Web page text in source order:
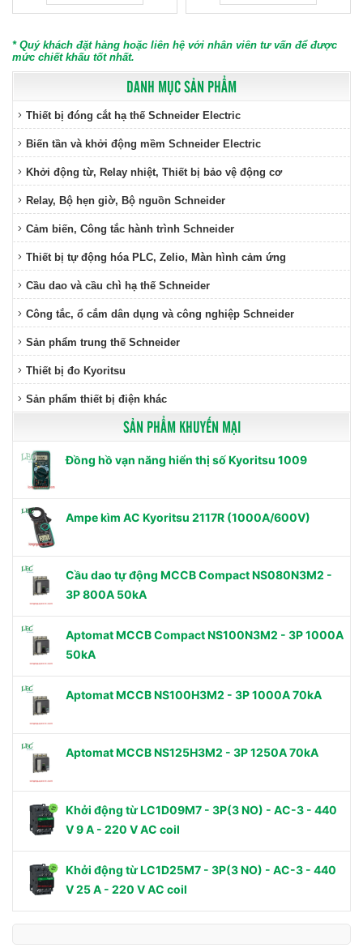
DANH MỤC SẢN PHẨM
Thiết bị đóng cắt hạ thế Schneider Electric
Biến tần và khởi động mềm Schneider Electric
Khởi động từ, Relay nhiệt, Thiết bị bảo vệ động cơ
Relay, Bộ hẹn giờ, Bộ nguồn Schneider
Cảm biến, Công tắc hành trình Schneider
Thiết bị tự động hóa PLC, Zelio, Màn hình cảm ứng
Cầu dao và cầu chì hạ thế Schneider
Công tắc, ổ cắm dân dụng và công nghiệp Schneider
Sản phẩm trung thế Schneider
Thiết bị đo Kyoritsu
Sản phẩm thiết bị điện khác
SẢN PHẨM KHUYẾN MẠI
Đồng hồ vạn năng hiển thị số Kyoritsu 1009
Ampe kìm AC Kyoritsu 2117R (1000A/600V)
Cầu dao tự động MCCB Compact NS080N3M2 -
3P 800A 50kA
Aptomat MCCB Compact NS100N3M2 - 3P 1000A
50kA
Aptomat MCCB NS100H3M2 - 3P 1000A 70kA
Aptomat MCCB NS125H3M2 - 3P 1250A 70kA
Khởi động từ LC1D09M7 - 3P(3 NO) - AC-3 - 440
V 9 A - 220 V AC coil
Khởi động từ LC1D25M7 - 3P(3 NO) - AC-3 - 440
V 25 A - 220 V AC coil
* Quý khách đặt hàng hoặc liên hệ với nhân viên tư vấn để được
mức chiết khấu tốt nhất.